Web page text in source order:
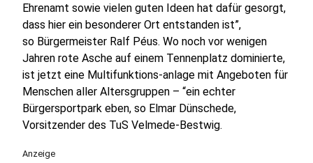
Ehrenamt sowie vielen guten Ideen hat dafür gesorgt,
dass hier ein besonderer Ort entstanden ist”,
so Bürgermeister Ralf Péus. Wo noch vor wenigen
Jahren rote Asche auf einem Tennenplatz dominierte,
ist jetzt eine Multifunktions-anlage mit Angeboten für
Menschen aller Altersgruppen – “ein echter
Bürgersportpark eben, so Elmar Dünschede,
Vorsitzender des TuS Velmede-Bestwig.
Anzeige